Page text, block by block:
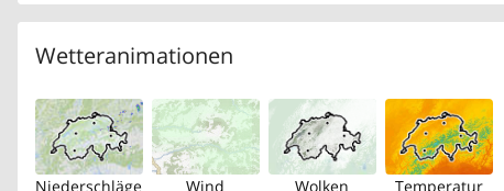
Wetteranimationen
Niederschläge Wind Wolken Temperatur